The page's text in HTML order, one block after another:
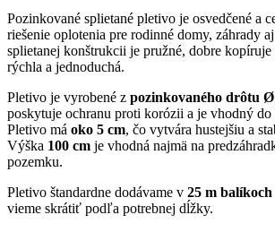
Pozinkované splietané pletivo je osvedčené a
riešenie oplotenia pre rodinné domy, záhrady
splietanej konštrukcii je pružné, dobre kopíruje
rýchla a jednoduchá.
Pletivo je vyrobené z pozinkovaného drôtu
poskytuje ochranu proti korózii a je vhodný
Pletivo má oko 5 cm, čo vytvára hustejšiu a
Výška 100 cm je vhodná najmä na
pozemku.
Pletivo štandardne dodávame v 25 m balíkoch
vieme skrátiť podľa potrebnej dĺžky.